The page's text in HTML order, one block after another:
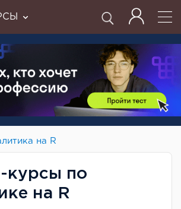
на R
курсы по
на R